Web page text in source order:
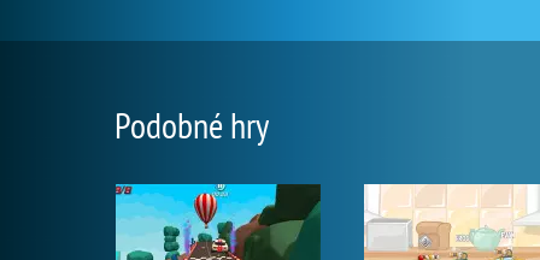
Podobné hry